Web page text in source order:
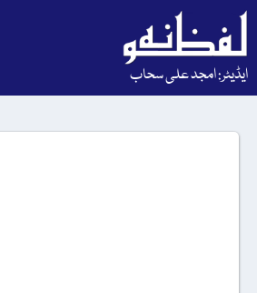
ایڈیٹر: امجد علی سحاب